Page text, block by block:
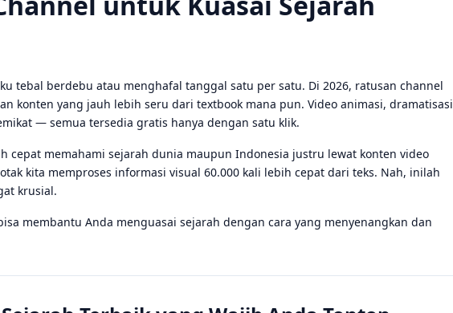
tebal berdebu atau menghafal tanggal satu per satu. Di 2026, ratusan channel
konten yang jauh lebih seru dari textbook mana pun. Video animasi, dramatisasi
— semua tersedia gratis hanya dengan satu klik.
cepat memahami sejarah dunia maupun Indonesia justru lewat konten video
kita memproses informasi visual 60.000 kali lebih cepat dari teks. Nah, inilah
krusial.
membantu Anda menguasai sejarah dengan cara yang menyenangkan dan